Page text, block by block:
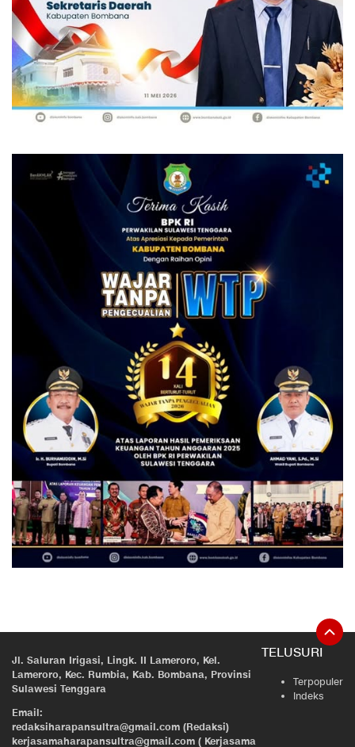
Jl. Saluran Irigasi, Lingk. II Lameroro, Kel.
Lameroro, Kec. Rumbia, Kab. Bombana, Provinsi
Sulawesi Tenggara
Email:
redaksiharapansultra@gmail.com (Redaksi)
kerjasamaharapansultra@gmail.com ( Kerjasama
TELUSURI
Terpopuler
Indeks